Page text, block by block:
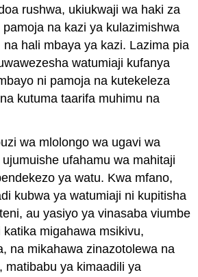
rushwa, ukiukwaji wa haki za
na kazi ya kulazimishwa
hali mbaya ya kazi. Lazima pia
watumiaji kufanya
ni pamoja na kutekeleza
kutuma taarifa muhimu na
wa mlolongo wa ugavi wa
ufahamu wa mahitaji
ya watu. Kwa mfano,
kubwa ya watumiaji ni kupitisha
au yasiyo ya vinasaba viumbe
migahawa msikivu,
na mikahawa zinazotolewa na
matibabu ya kimaadili ya